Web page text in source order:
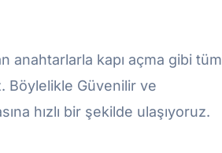
anahtarlarla kapı açma gibi tüm
Böylelikle Güvenilir ve
hızlı bir şekilde ulaşıyoruz.